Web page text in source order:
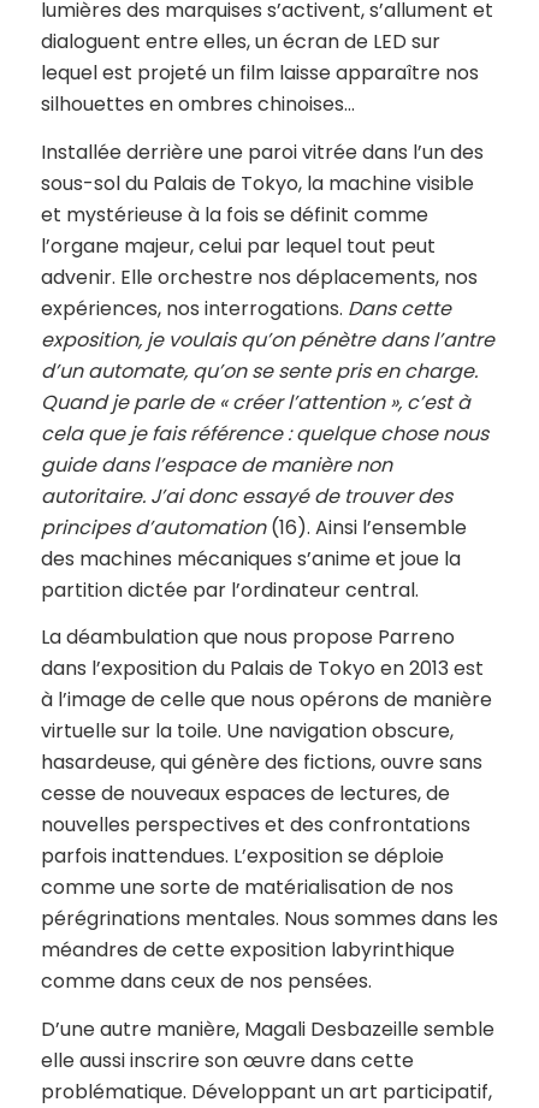
lumières des marquises s’activent, s’allument et
dialoguent entre elles, un écran de LED sur
lequel est projeté un film laisse apparaître nos
silhouettes en ombres chinoises…
Installée derrière une paroi vitrée dans l’un des
sous-sol du Palais de Tokyo, la machine visible
et mystérieuse à la fois se définit comme
l’organe majeur, celui par lequel tout peut
advenir. Elle orchestre nos déplacements, nos
expériences, nos interrogations. Dans cette
exposition, je voulais qu’on pénètre dans l’antre
d’un automate, qu’on se sente pris en charge.
Quand je parle de « créer l’attention », c’est à
cela que je fais référence : quelque chose nous
guide dans l’espace de manière non
autoritaire. J’ai donc essayé de trouver des
principes d’automation(16). Ainsi l’ensemble
des machines mécaniques s’anime et joue la
partition dictée par l’ordinateur central.
La déambulation que nous propose Parreno
dans l’exposition du Palais de Tokyo en 2013 est
à l’image de celle que nous opérons de manière
virtuelle sur la toile. Une navigation obscure,
hasardeuse, qui génère des fictions, ouvre sans
cesse de nouveaux espaces de lectures, de
nouvelles perspectives et des confrontations
parfois inattendues. L’exposition se déploie
comme une sorte de matérialisation de nos
pérégrinations mentales. Nous sommes dans les
méandres de cette exposition labyrinthique
comme dans ceux de nos pensées.
D’une autre manière, Magali Desbazeille semble
elle aussi inscrire son œuvre dans cette
problématique. Développant un art participatif,